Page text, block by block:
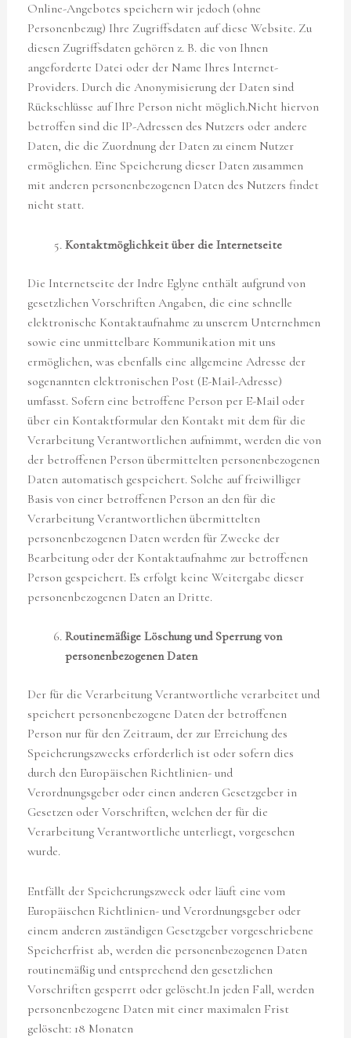
Online-Angebotes speichern wir jedoch (ohne
Personenbezug) Ihre Zugriffsdaten auf diese Website. Zu
diesen Zugriffsdaten gehören z. B. die von Ihnen
angeforderte Datei oder der Name Ihres Internet-
Providers. Durch die Anonymisierung der Daten sind
Rückschlüsse auf Ihre Person nicht möglich.Nicht hiervon
betroffen sind die IP-Adressen des Nutzers oder andere
Daten, die die Zuordnung der Daten zu einem Nutzer
ermöglichen. Eine Speicherung dieser Daten zusammen
mit anderen personenbezogenen Daten des Nutzers findet
nicht statt.
Kontaktmöglichkeit über die Internetseite
Die Internetseite der Indre Eglyne enthält aufgrund von
gesetzlichen Vorschriften Angaben, die eine schnelle
elektronische Kontaktaufnahme zu unserem Unternehmen
sowie eine unmittelbare Kommunikation mit uns
ermöglichen, was ebenfalls eine allgemeine Adresse der
sogenannten elektronischen Post (E-Mail-Adresse)
umfasst. Sofern eine betroffene Person per E-Mail oder
über ein Kontaktformular den Kontakt mit dem für die
Verarbeitung Verantwortlichen aufnimmt, werden die von
der betroffenen Person übermittelten personenbezogenen
Daten automatisch gespeichert. Solche auf freiwilliger
Basis von einer betroffenen Person an den für die
Verarbeitung Verantwortlichen übermittelten
personenbezogenen Daten werden für Zwecke der
Bearbeitung oder der Kontaktaufnahme zur betroffenen
Person gespeichert. Es erfolgt keine Weitergabe dieser
personenbezogenen Daten an Dritte.
Routinemäßige Löschung und Sperrung von
personenbezogenen Daten
Der für die Verarbeitung Verantwortliche verarbeitet und
speichert personenbezogene Daten der betroffenen
Person nur für den Zeitraum, der zur Erreichung des
Speicherungszwecks erforderlich ist oder sofern dies
durch den Europäischen Richtlinien- und
Verordnungsgeber oder einen anderen Gesetzgeber in
Gesetzen oder Vorschriften, welchen der für die
Verarbeitung Verantwortliche unterliegt, vorgesehen
wurde.
Entfällt der Speicherungszweck oder läuft eine vom
Europäischen Richtlinien- und Verordnungsgeber oder
einem anderen zuständigen Gesetzgeber vorgeschriebene
Speicherfrist ab, werden die personenbezogenen Daten
routinemäßig und entsprechend den gesetzlichen
Vorschriften gesperrt oder gelöscht.In jeden Fall, werden
personenbezogene Daten mit einer maximalen Frist
gelöscht: 18 Monaten